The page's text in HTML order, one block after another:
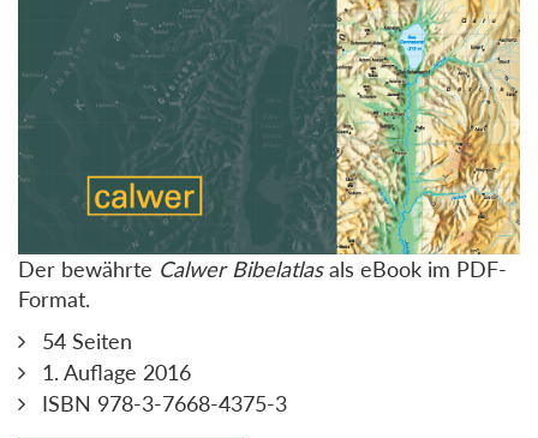
Der bewährte Calwer Bibelatlasals eBook im PDF-
Format.
54 Seiten
1. Auflage 2016
ISBN 978-3-7668-4375-3